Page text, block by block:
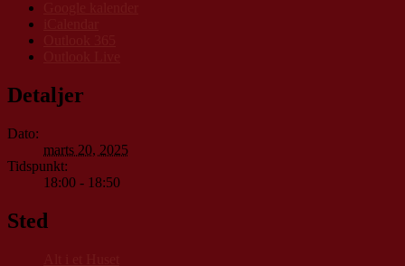
Detaljer
Dato:
marts 20, 2025
Tidspunkt:
18:00 - 18:50
Sted